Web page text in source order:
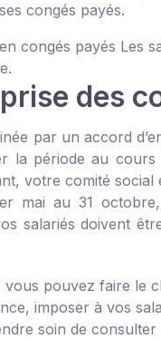
congés payés.
congés payés Les
des
par un accord
la période au cours
votre comité social
er mai au 31
salariés doivent
vous pouvez faire le
imposer à vos
soin de